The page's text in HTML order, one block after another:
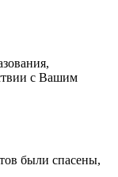
с Вашим
были спасены,